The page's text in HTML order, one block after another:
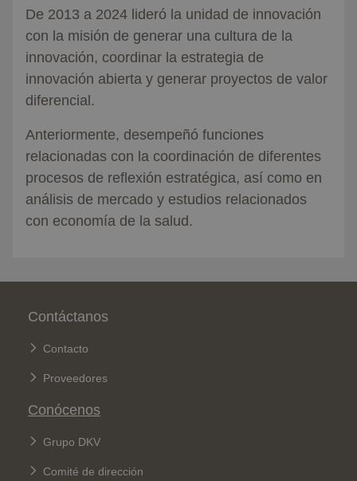
De 2013 a 2024 lideró la unidad de innovación
con la misión de generar una cultura de la
innovación, coordinar la estrategia de
innovación abierta y generar proyectos de valor
diferencial.
Anteriormente, desempeñó funciones
relacionadas con la coordinación de diferentes
procesos de reflexión estratégica, así como en
análisis de mercado y estudios relacionados
con economía de la salud.
Pie de página
Contáctanos
Contacto
Proveedores
Conócenos
Grupo DKV
Comité de dirección